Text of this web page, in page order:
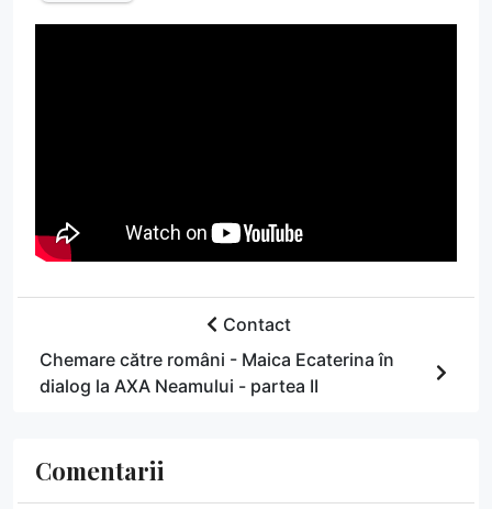
Contact
Chemare către români - Maica Ecaterina în
dialog la AXA Neamului - partea II
Comentarii